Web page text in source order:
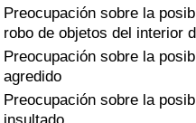
Preocupación sobre la
robo de objetos del interior
Preocupación sobre la
agredido
Preocupación sobre la
insultado
Índice de Sanidad
Índice de Sanidad por País